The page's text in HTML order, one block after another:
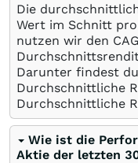
Die
Wert im Schnitt
nutzen wir den
Darunter findest
Durchschnittliche
Durchschnittliche
Wie ist die
Aktie der letzten